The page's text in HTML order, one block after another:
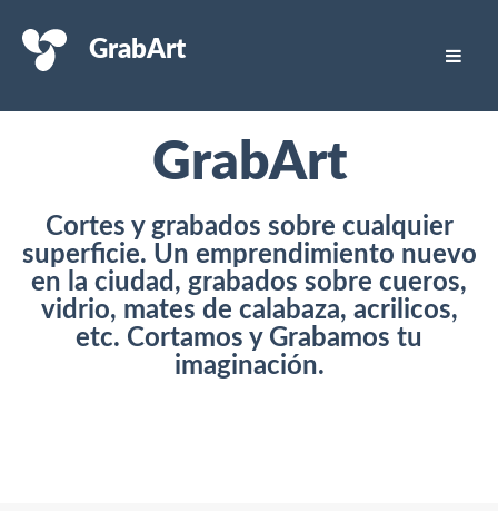
GrabArt
GrabArt
Cortes y grabados sobre cualquier
superficie. Un emprendimiento nuevo
en la ciudad, grabados sobre cueros,
vidrio, mates de calabaza, acrilicos,
etc. Cortamos y Grabamos tu
imaginación.